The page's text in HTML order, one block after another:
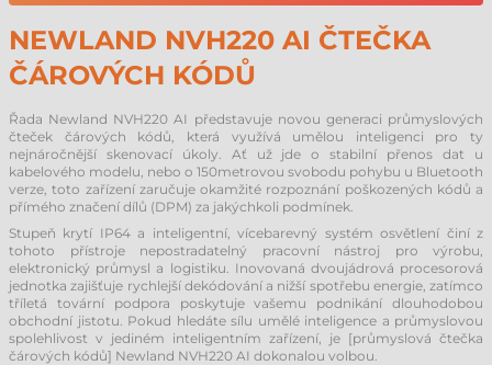
NEWLAND NVH220 AI ČTEČKA
ČÁROVÝCH KÓDŮ
Řada Newland NVH220 AI představuje novou generaci průmyslových
čteček čárových kódů, která využívá umělou inteligenci pro ty
nejnáročnější skenovací úkoly. Ať už jde o stabilní přenos dat u
kabelového modelu, nebo o 150metrovou svobodu pohybu u Bluetooth
verze, toto zařízení zaručuje okamžité rozpoznání poškozených kódů a
přímého značení dílů (DPM) za jakýchkoli podmínek.
Stupeň krytí IP64 a inteligentní, vícebarevný systém osvětlení činí z
tohoto přístroje nepostradatelný pracovní nástroj pro výrobu,
elektronický průmysl a logistiku. Inovovaná dvoujádrová procesorová
jednotka zajišťuje rychlejší dekódování a nižší spotřebu energie, zatímco
tříletá tovární podpora poskytuje vašemu podnikání dlouhodobou
obchodní jistotu. Pokud hledáte sílu umělé inteligence a průmyslovou
spolehlivost v jediném inteligentním zařízení, je [průmyslová čtečka
čárových kódů] Newland NVH220 AI dokonalou volbou.